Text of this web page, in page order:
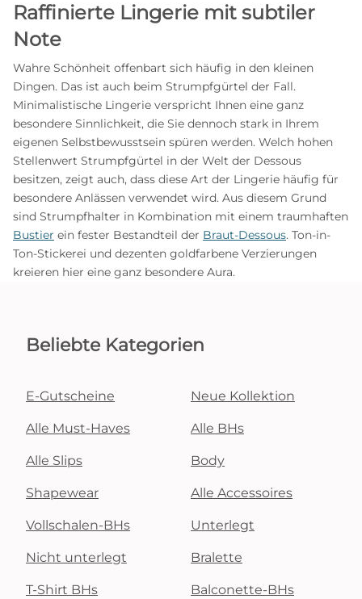
Raffinierte Lingerie mit subtiler
Note
Wahre Schönheit offenbart sich häufig in den kleinen
Dingen. Das ist auch beim Strumpfgürtel der Fall.
Minimalistische Lingerie verspricht Ihnen eine ganz
besondere Sinnlichkeit, die Sie dennoch stark in Ihrem
eigenen Selbstbewusstsein spüren werden. Welch hohen
Stellenwert Strumpfgürtel in der Welt der Dessous
besitzen, zeigt auch, dass diese Art der Lingerie häufig für
besondere Anlässen verwendet wird. Aus diesem Grund
sind Strumpfhalter in Kombination mit einem traumhaften
Bustier ein fester Bestandteil der Braut-Dessous. Ton-in-
Ton-Stickerei und dezenten goldfarbene Verzierungen
kreieren hier eine ganz besondere Aura.
Beliebte Kategorien
E-Gutscheine Neue Kollektion
Alle Must-Haves Alle BHs
Alle Slips Body
Shapewear Alle Accessoires
Vollschalen-BHs Unterlegt
Nicht unterlegt Bralette
T-Shirt BHs Balconette-BHs